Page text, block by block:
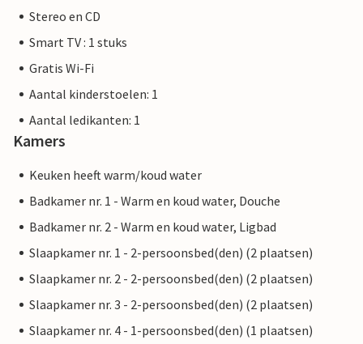
Stereo en CD
Smart TV : 1 stuks
Gratis Wi-Fi
Aantal kinderstoelen: 1
Aantal ledikanten: 1
Kamers
Keuken heeft warm/koud water
Badkamer nr. 1 - Warm en koud water, Douche
Badkamer nr. 2 - Warm en koud water, Ligbad
Slaapkamer nr. 1 - 2-persoonsbed(den) (2 plaatsen)
Slaapkamer nr. 2 - 2-persoonsbed(den) (2 plaatsen)
Slaapkamer nr. 3 - 2-persoonsbed(den) (2 plaatsen)
Slaapkamer nr. 4 - 1-persoonsbed(den) (1 plaatsen)